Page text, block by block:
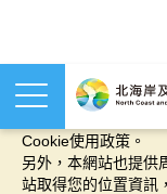
本網站使用cookies
Cookie使用政策。
另外，本網站也提供
站取得您的位置資訊